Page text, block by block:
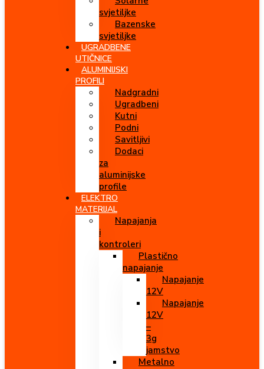
svjetiljke
Bazenske
svjetiljke
UGRADBENE
UTIČNICE
ALUMINIJSKI
PROFILI
Nadgradni
Ugradbeni
Kutni
Podni
Savitljivi
Dodaci
za
aluminijske
profile
ELEKTRO
MATERIJAL
Napajanja
i
kontroleri
Plastično
napajanje
Napajanje
12V
Napajanje
12V
–
3g
jamstvo
Metalno